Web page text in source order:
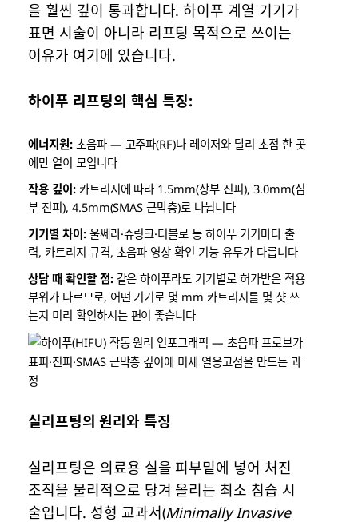
을 훨씬 깊이 통과합니다. 하이푸 계열 기기가
표면 시술이 아니라 리프팅 목적으로 쓰이는
이유가 여기에 있습니다.
하이푸 리프팅의 핵심 특징:
에너지원:초음파 — 고주파(RF)나 레이저와 달리 초점 한 곳
에만 열이 모입니다
작용 깊이:카트리지에 따라 1.5mm(상부 진피), 3.0mm(심
부 진피), 4.5mm(SMAS 근막층)로 나뉩니다
기기별 차이:울쎄라·슈링크·더블로 등 하이푸 기기마다 출
력, 카트리지 규격, 초음파 영상 확인 기능 유무가 다릅니다
상담 때 확인할 점:같은 하이푸라도 기기별로 허가받은 적용
부위가 다르므로, 어떤 기기로 몇 mm 카트리지를 몇 샷 쓰
는지 미리 확인하시는 편이 좋습니다
실리프팅의 원리와 특징
실리프팅은 의료용 실을 피부밑에 넣어 처진
조직을 물리적으로 당겨 올리는 최소 침습 시
술입니다. 성형 교과서(Minimally Invasive